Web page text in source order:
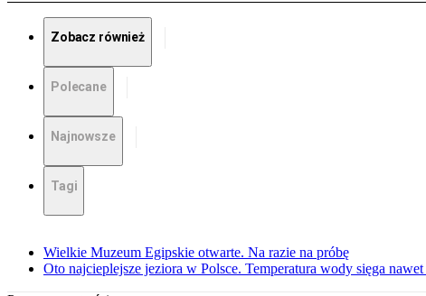
Zobacz również
Polecane
Najnowsze
Tagi
Wielkie Muzeum Egipskie otwarte. Na razie na próbę
Oto najcieplejsze jeziora w Polsce. Temperatura wody sięga